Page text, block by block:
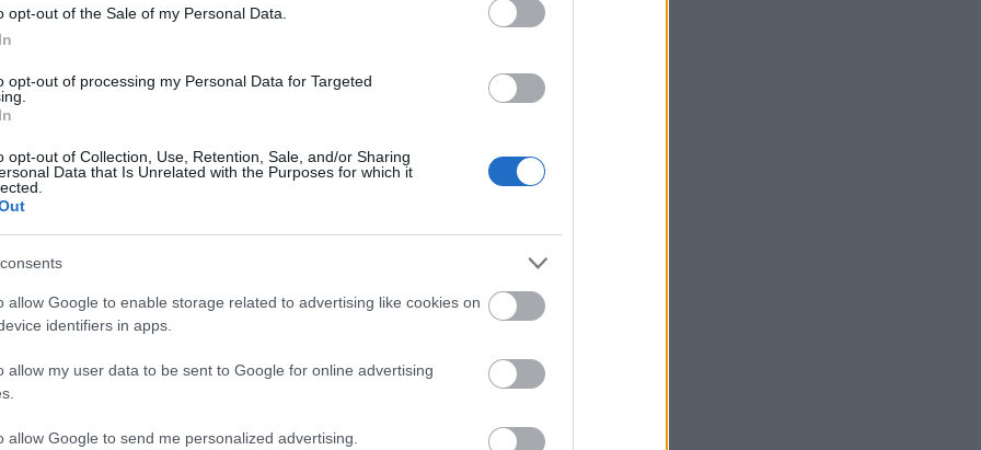
opt-out of the Sale of my Personal Data.
opt-out of processing my Personal Data for Targeted
opt-out of Collection, Use, Retention, Sale, and/or Sharing
Data that Is Unrelated with the Purposes for which it
allow Google to enable storage related to advertising like cookies on
identifiers in apps.
allow my user data to be sent to Google for online advertising
allow Google to send me personalized advertising.
lørdag, og nummer fem på søndag.
men kjempet seg inn til en bunnsolid femteplass.
deg om å stå på ski. Jeg skulle nok ha vært nærmere.
drøm om å komme til Ruka… Men det spørs. Jeg leverte et
28-åringen fra regionlaget Elon Midt-Norge til NRK etter
20-kilometeren under verdenscupåpingen i Ruka i fjor, etter å ha kommet
Foto: Kalle Parkkinen / BILDBYRÅN